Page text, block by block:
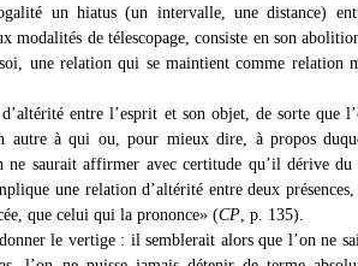
un hiatus (un intervalle, une distance)
modalités de télescopage, consiste en son
une relation qui se maintient comme relation
entre l’esprit et son objet, de sorte que
à qui ou, pour mieux dire, à propos
ne saurait affirmer avec certitude qu’il dérive du
une relation d’altérité entre deux
que celui qui la prononce» (CP , p. 135).
le vertige : il semblerait alors que l’on ne